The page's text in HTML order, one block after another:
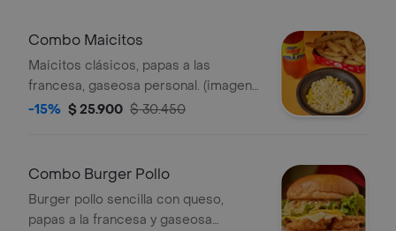
Combo Maicitos
Maicitos clásicos, papas a las
francesa, gaseosa personal. (imagen
de referencia).
-15% $ 25.900 $ 30.450
Combo Burger Pollo
Burger pollo sencilla con queso,
papas a la francesa y gaseosa